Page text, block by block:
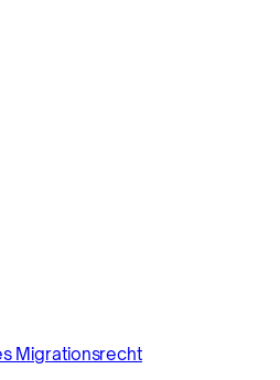
Migrationsrecht